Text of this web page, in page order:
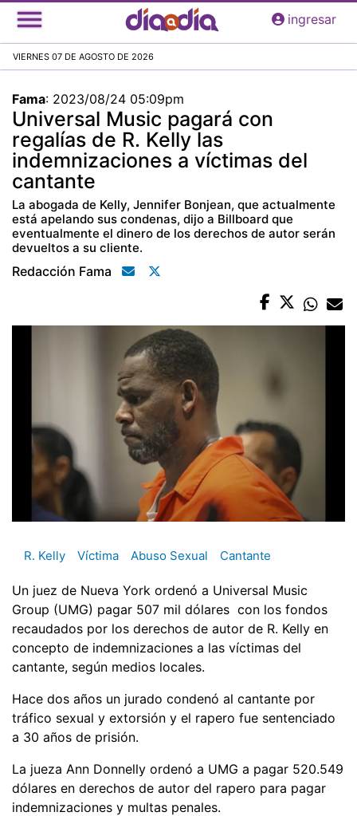
Pasar
al
principal
ingresar
VIERNES 07 DE AGOSTO DE 2026
Fama: 2023/08/24 05:09pm
Universal Music pagará con
regalías de R. Kelly las
indemnizaciones a víctimas del
cantante
La abogada de Kelly, Jennifer Bonjean, que actualmente
está apelando sus condenas, dijo a Billboard que
eventualmente el dinero de los derechos de autor serán
devueltos a su cliente.
Redacción Fama
R. Kelly Víctima Abuso Sexual Cantante
Un juez de Nueva York ordenó a Universal Music
Group (UMG) pagar 507 mil dólares con los fondos
recaudados por los derechos de autor de R. Kelly en
concepto de indemnizaciones a las víctimas del
cantante, según medios locales.
Hace dos años un jurado condenó al cantante por
tráfico sexual y extorsión y el rapero fue sentenciado
a 30 años de prisión.
La jueza Ann Donnelly ordenó a UMG a pagar 520.549
dólares en derechos de autor del rapero para pagar
indemnizaciones y multas penales.